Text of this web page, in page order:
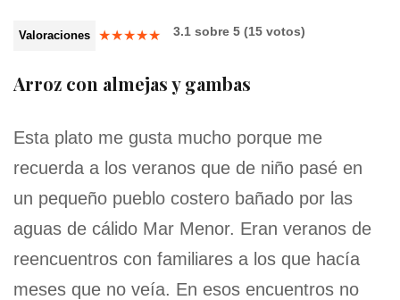
Valoraciones ★★★★★ 3.1 sobre 5 (15 votos)
Arroz con almejas y gambas
Esta plato me gusta mucho porque me
recuerda a los veranos que de niño pasé en
un pequeño pueblo costero bañado por las
aguas de cálido Mar Menor. Eran veranos de
reencuentros con familiares a los que hacía
meses que no veía. En esos encuentros no